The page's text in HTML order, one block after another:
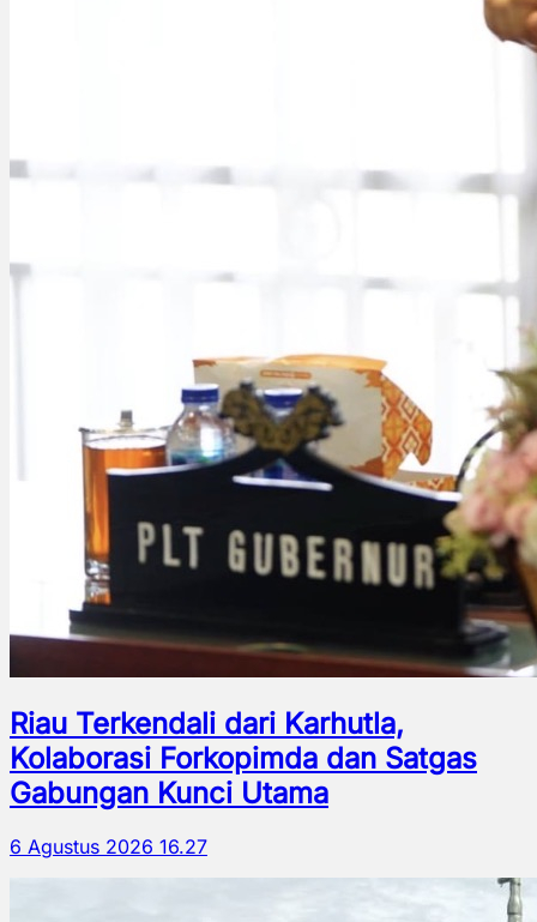
Riau Terkendali dari Karhutla,
Kolaborasi Forkopimda dan Satgas
Gabungan Kunci Utama
6 Agustus 2026 16.27